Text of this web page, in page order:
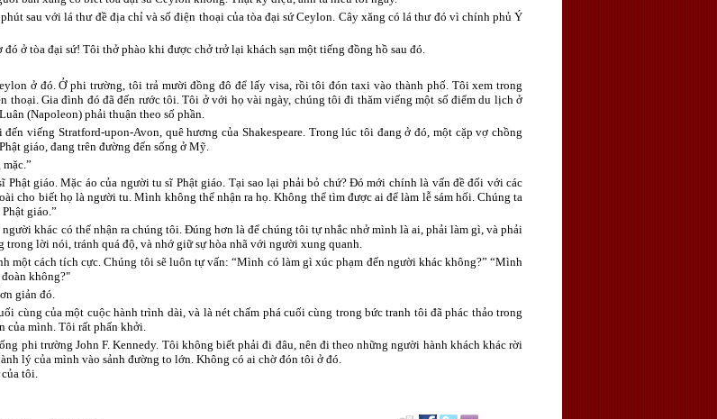
sau với lá thư đề địa chỉ và số điện thoại của tòa đại sứ Ceylon. Cây xăng có lá thư đó vì chính phủ Ý
ở tòa đại sứ! Tôi thở phào khi được chở trở lại khách sạn một tiếng đồng hồ sau đó.
ở đó. Ở phi trường, tôi trả mười đồng đô để lấy visa, rồi tôi đón taxi vào thành phố. Tôi xem trong
thoại. Gia đình đó đã đến rước tôi. Tôi ở với họ vài ngày, chúng tôi đi thăm viếng một số điểm du lịch ở
(Napoleon) phải thuận theo số phần.
viếng Stratford-upon-Avon, quê hương của Shakespeare. Trong lúc tôi đang ở đó, một cặp vợ chồng
giáo, đang trên đường đến sống ở Mỹ.
Phật giáo. Mặc áo của người tu sĩ Phật giáo. Tại sao lại phải bỏ chứ? Đó mới chính là vấn đề đối với các
cho biết họ là người tu. Mình không thể nhận ra họ. Không thể tìm được ai để làm lễ sám hối. Chúng ta
giáo.”
khác có thể nhận ra chúng tôi. Đúng hơn là để chúng tôi tự nhắc nhở mình là ai, phải làm gì, và phải
lời nói, tránh quá độ, và nhớ giữ sự hòa nhã với người xung quanh.
cách tích cực. Chúng tôi sẽ luôn tự vấn: “Mình có làm gì xúc phạm đến người khác không?” “Mình
không?"
giản đó.
cùng của một cuộc hành trình dài, và là nét chấm phá cuối cùng trong bức tranh tôi đã phác thảo trong
của mình. Tôi rất phấn khởi.
phi trường John F. Kennedy. Tôi không biết phải đi đâu, nên đi theo những người hành khách khác rời
lý của mình vào sảnh đường to lớn. Không có ai chờ đón tôi ở đó.
tôi.